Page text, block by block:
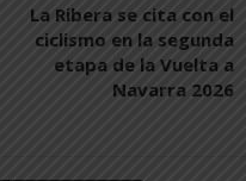
La Ribera se cita con el
ciclismo en la segunda
etapa de la Vuelta a
Navarra 2026